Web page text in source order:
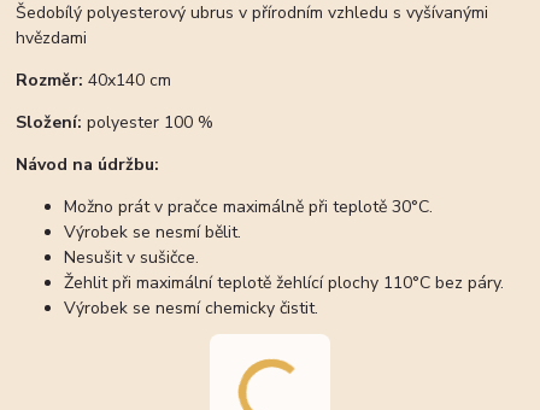
Šedobílý polyesterový ubrus v přírodním vzhledu s vyšívanými
hvězdami
Rozměr:40x140 cm
Složení: polyester 100 %
Návod na údržbu:
Možno prát v pračce maximálně při teplotě 30°C.
Výrobek se nesmí bělit.
Nesušit v sušičce.
Žehlit při maximální teplotě žehlící plochy 110°C bez páry.
Výrobek se nesmí chemicky čistit.